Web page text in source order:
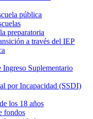
pública
preparatoria
a través del IEP
Suplementario
por Incapacidad (SSDI)
los 18 años
fondos